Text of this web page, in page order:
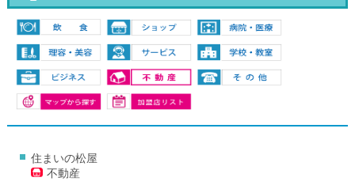
住まいの松屋
不動産